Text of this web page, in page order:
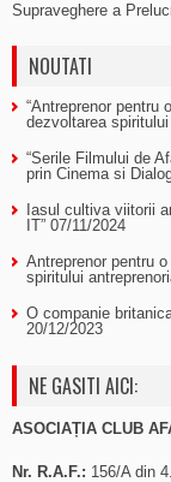
Supraveghere a
NOUTATI
“Antreprenor pentru
dezvoltarea
“Serile Filmului de
prin Cinema si
Iasul cultiva viitorii
IT” 07/11/2024
Antreprenor pentru
spiritului
O companie
20/12/2023
NE GASITI AICI:
ASOCIAȚIA CLUB
Nr. R.A.F.: 156/A din